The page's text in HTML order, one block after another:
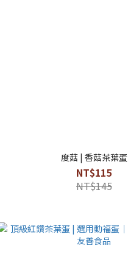
度菇 | 香菇茶葉蛋
NT$115
NT$145